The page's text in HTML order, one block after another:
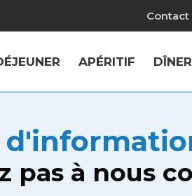
APÉRITIF DÎNER
pas à nous